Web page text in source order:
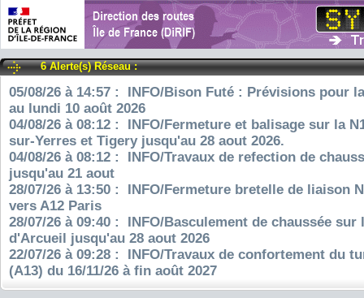
6 Alerte(s) Réseau :
05/08/26 à 14:57 : INFO/Bison Futé : Prévisions pour
au lundi 10 août 2026
04/08/26 à 08:12 : INFO/Fermeture et balisage sur la
sur-Yerres et Tigery jusqu'au 28 aout 2026.
04/08/26 à 08:12 : INFO/Travaux de refection de
jusqu'au 21 aout
28/07/26 à 13:50 : INFO/Fermeture bretelle de liaison
vers A12 Paris
28/07/26 à 09:40 : INFO/Basculement de chaussée sur
d'Arcueil jusqu'au 28 aout 2026
22/07/26 à 09:28 : INFO/Travaux de confortement du
(A13) du 16/11/26 à fin août 2027